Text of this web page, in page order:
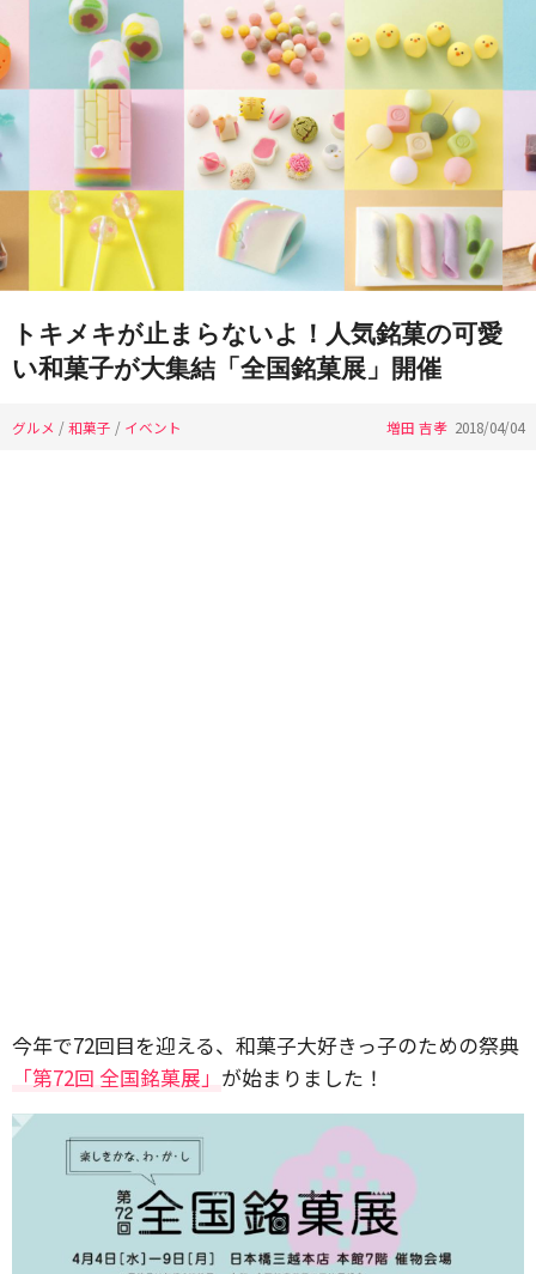
トキメキが止まらないよ！人気銘菓の可愛
い和菓子が大集結「全国銘菓展」開催
グルメ /和菓子 / イベント 増田 吉孝 2018/04/04
今年で72回目を迎える、和菓子大好きっ子のための祭典
「第72回 全国銘菓展」 が始まりました！